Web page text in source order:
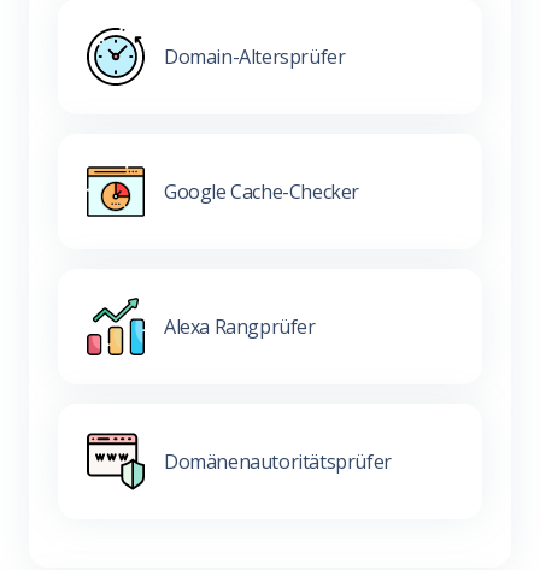
Domain-Altersprüfer
Google Cache-Checker
Alexa Rangprüfer
Domänenautoritätsprüfer